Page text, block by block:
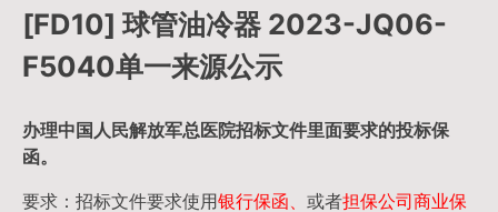
[FD10] 球管油冷器 2023-JQ06-
F5040单一来源公示
办理中国人民解放军总医院招标文件里面要求的投标保
函。
要求：招标文件要求使用银行保函、 或者担保公司商业保